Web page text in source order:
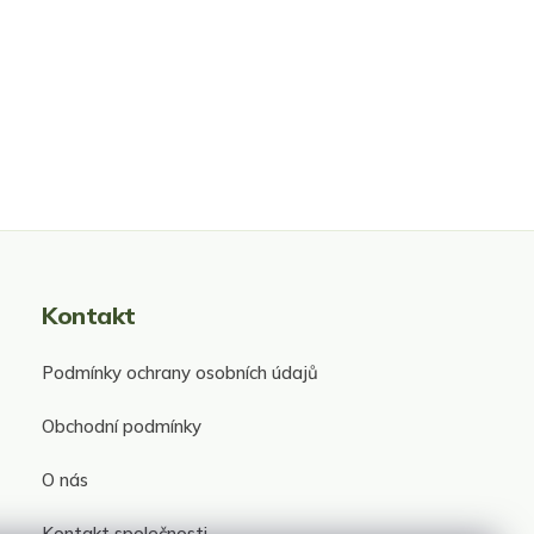
Kontakt
Podmínky ochrany osobních údajů
Obchodní podmínky
O nás